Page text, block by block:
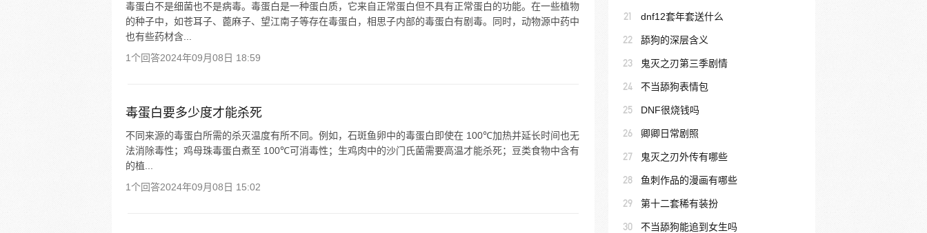
毒蛋白不是细菌也不是病毒。毒蛋白是一种蛋白质，它来自正常蛋白但不具有正常蛋白的功能。在一些植物
的种子中，如苍耳子、蓖麻子、望江南子等存在毒蛋白，相思子内部的毒蛋白有剧毒。同时，动物源中药中
也有些药材含...
1个回答2024年09月08日 18:59
毒蛋白要多少度才能杀死
不同来源的毒蛋白所需的杀灭温度有所不同。例如，石斑鱼卵中的毒蛋白即使在 100℃加热并延长时间也无
法消除毒性；鸡母珠毒蛋白煮至 100℃可消毒性；生鸡肉中的沙门氏菌需要高温才能杀死；豆类食物中含有
的植...
1个回答2024年09月08日 15:02
21 dnf12套年套送什么
22 舔狗的深层含义
23 鬼灭之刃第三季剧情
24 不当舔狗表情包
25 DNF很烧钱吗
26 卿卿日常剧照
27 鬼灭之刃外传有哪些
28 鱼刺作品的漫画有哪些
29 第十二套稀有装扮
30 不当舔狗能追到女生吗